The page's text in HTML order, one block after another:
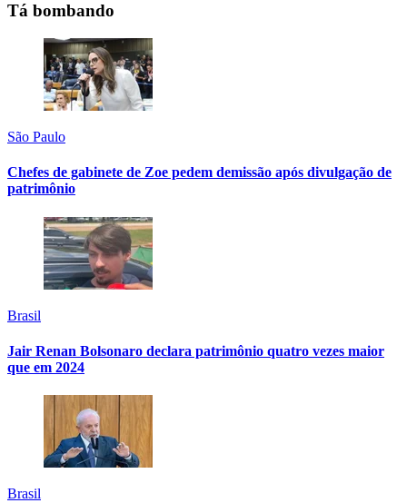
Tá bombando
São Paulo
Chefes de gabinete de Zoe pedem demissão após divulgação de
patrimônio
Brasil
Jair Renan Bolsonaro declara patrimônio quatro vezes maior
que em 2024
Brasil